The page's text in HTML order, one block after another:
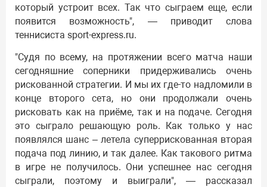
который устроит всех. Так что сыграем еще, если
появится возможность", — приводит слова
теннисиста sport-express.ru.
"Судя по всему, на протяжении всего матча наши
сегодняшние соперники придерживались очень
рискованной стратегии. И мы их где-то надломили в
конце второго сета, но они продолжали очень
рисковать как на приёме, так и на подаче. Сегодня
это сыграло решающую роль. Как только у нас
появлялся шанс – летела суперрискованная вторая
подача под линию, и так далее. Как такового ритма
в игре не получилось. Они успешнее нас сегодня
сыграли, поэтому и выиграли", — рассказал